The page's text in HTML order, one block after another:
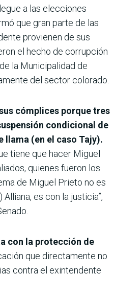
a las elecciones
que gran parte de las
provienen de sus
el hecho de corrupción
la Municipalidad de
del sector colorado.
cómplices porque tres
condicional de
llama (en el caso Tajy).
tiene que hacer Miguel
quienes fueron los
de Miguel Prieto no es
es con la justicia”,
con la protección de
que directamente no
contra el exintendente